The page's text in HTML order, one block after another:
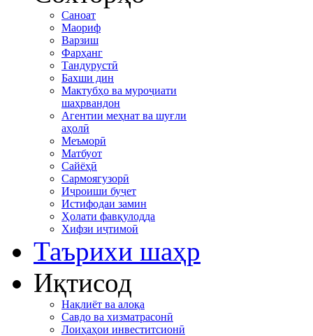
Саноат
Маориф
Варзиш
Фарҳанг
Тандурустӣ
Бахши дин
Мактубҳо ва муроҷиати
шаҳрвандон
Агентии меҳнат ва шуғли
аҳолӣ
Меъморӣ
Матбуот
Сайёҳӣ
Сармоягузорӣ
Иҷроиши буҷет
Истифодаи замин
Ҳолати фавқулодда
Хифзи иҷтимоӣ
Таърихи шаҳр
Иқтисод
Нақлиёт ва алоқа
Савдо ва хизматрасонӣ
Лоиҳаҳои инвеститсионӣ